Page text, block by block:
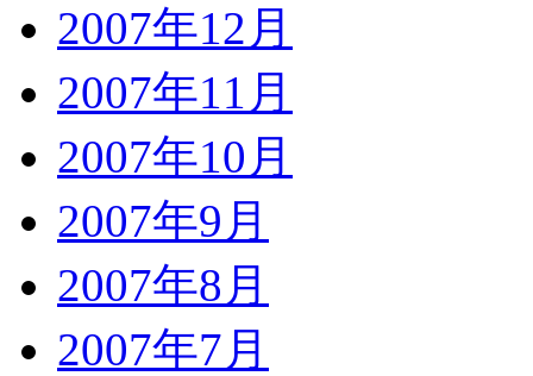
2007年12月
2007年11月
2007年10月
2007年9月
2007年8月
2007年7月